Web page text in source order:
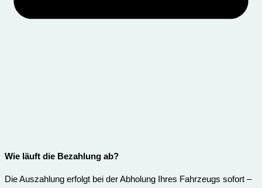
Wie läuft die Bezahlung ab?
Die Auszahlung erfolgt bei der Abholung Ihres Fahrzeugs sofort –